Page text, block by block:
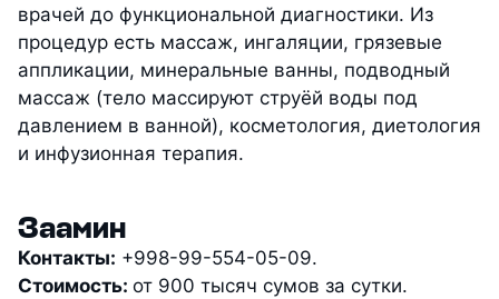
врачей до функциональной диагностики. Из
процедур есть массаж, ингаляции, грязевые
аппликации, минеральные ванны, подводный
массаж (тело массируют струёй воды под
давлением в ванной), косметология, диетология
и инфузионная терапия.
Заамин
Контакты: +998-99-554-05-09.
Стоимость: от 900 тысяч сумов за сутки.